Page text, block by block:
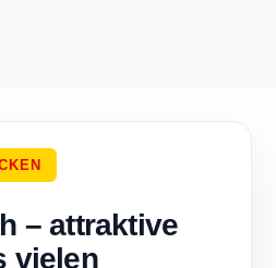
– attraktive
vielen